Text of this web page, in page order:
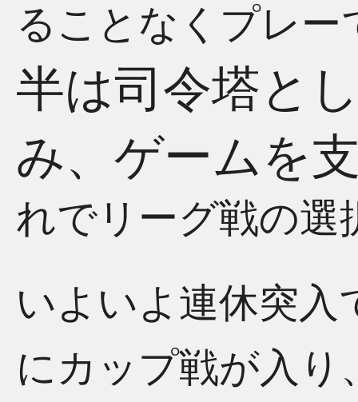
ることなくプレ
半は司令塔と
み、ゲームを
れでリーグ戦の選
いよいよ連休突入
にカップ戦が入り